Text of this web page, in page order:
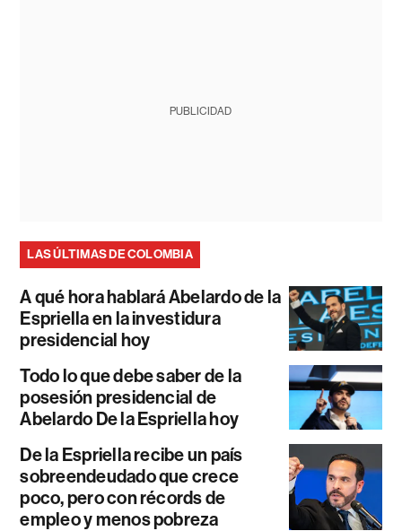
PUBLICIDAD
LAS ÚLTIMAS DE COLOMBIA
A qué hora hablará Abelardo de la
Espriella en la investidura
presidencial hoy
Todo lo que debe saber de la
posesión presidencial de
Abelardo De la Espriella hoy
De la Espriella recibe un país
sobreendeudado que crece
poco, pero con récords de
empleo y menos pobreza